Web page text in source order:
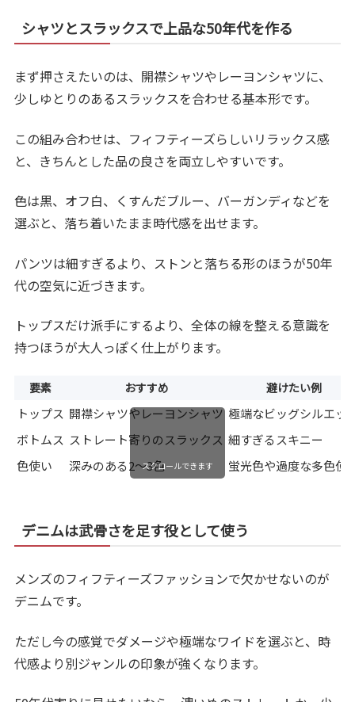
シャツとスラックスで上品な50年代を作る
まず押さえたいのは、開襟シャツやレーヨンシャツに、
少しゆとりのあるスラックスを合わせる基本形です。
この組み合わせは、フィフティーズらしいリラックス感
と、きちんとした品の良さを両立しやすいです。
色は黒、オフ白、くすんだブルー、バーガンディなどを
選ぶと、落ち着いたまま時代感を出せます。
パンツは細すぎるより、ストンと落ちる形のほうが50年
代の空気に近づきます。
トップスだけ派手にするより、全体の線を整える意識を
持つほうが大人っぽく仕上がります。
要素 おすすめ 避けたい例
トップス 開襟シャツやレーヨンシャツ 極端なビッグシルエッ
ボトムス ストレート寄りのスラックス 細すぎるスキニー
色使い
深みのある2〜3色 蛍光色や過度な多色使
スクロールできます
デニムは武骨さを足す役として使う
メンズのフィフティーズファッションで欠かせないのが
デニムです。
ただし今の感覚でダメージや極端なワイドを選ぶと、時
代感より別ジャンルの印象が強くなります。